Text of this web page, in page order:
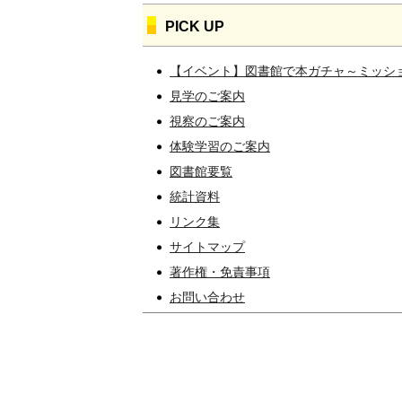
PICK UP
【イベント】図書館で本ガチャ～ミッ
見学のご案内
視察のご案内
体験学習のご案内
図書館要覧
統計資料
リンク集
サイトマップ
著作権・免責事項
お問い合わせ